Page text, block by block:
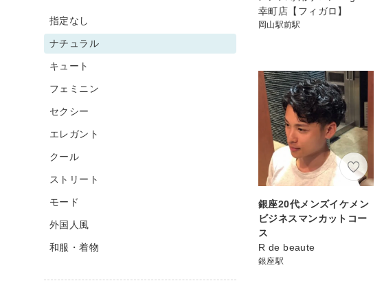
幸町店【フィガロ】
岡山駅前駅
銀座20代メンズイケメン
ビジネスマンカットコー
ス
R de beaute
銀座駅
指定なし
ナチュラル
キュート
フェミニン
セクシー
エレガント
クール
ストリート
モード
外国人風
和服・着物